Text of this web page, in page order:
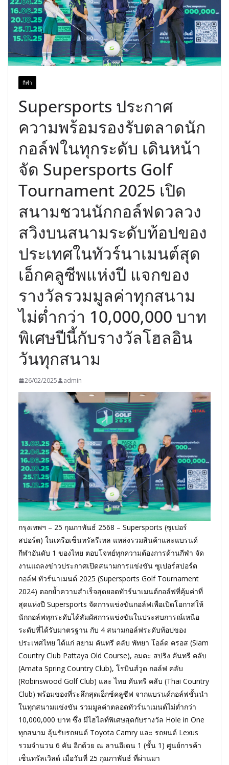
กีฬา
Supersports ประกาศ
ความพร้อมรองรับตลาดนัก
กอล์ฟในทุกระดับ เดินหน้า
จัด Supersports Golf
Tournament 2025 เปิด
สนามชวนนักกอล์ฟดวลวง
สวิงบนสนามระดับท้อปของ
ประเทศในทัวร์นาเมนต์สุด
เอ็กคลูซีพแห่งปี แจกของ
รางวัลรวมมูลค่าทุกสนาม
ไม่ต่ำกว่า 10,000,000 บาท
พิเศษปีนี้กับรางวัลโฮลอิน
วันทุกสนาม
26/02/2025 admin
กรุงเทพฯ – 25 กุมภาพันธ์ 2568 – Supersports (ซูเปอร์
สปอร์ต) ในเครือเซ็นทรัลรีเทล แหล่งรวมสินค้าและแบรนด์
กีฬาอันดับ 1 ของไทย ตอบโจทย์ทุกความต้องการด้านกีฬา จัด
งานแถลงข่าวประกาศเปิดสนามการแข่งขัน ซูเปอร์สปอร์ต
กอล์ฟ ทัวร์นาเมนต์ 2025 (Supersports Golf Tournament
2024) ตอกย้ำความสำเร็จสุดยอดทัวร์นาเมนต์กอล์ฟที่คุ้มค่าที่
สุดแห่งปี Supersports จัดการแข่งขันกอล์ฟเพื่อเปิดโอกาสให้
นักกอล์ฟทุกระดับได้สัมผัสการแข่งขันในประสบการณ์เหนือ
ระดับที่ได้รับมาตรฐาน กับ 4 สนามกอล์ฟระดับท้อปของ
ประเทศไทย ได้แก่ สยาม คันทรี คลับ พัทยา โอล์ด ครอส (Siam
Country Club Pattaya Old Course), อมตะ สปริง คันทรี คลับ
(Amata Spring Country Club), โรบินส์วูด กอล์ฟ คลับ
(Robinswood Golf Club) และ ไทย คันทรี คลับ (Thai Country
Club) พร้อมของที่ระลึกสุดเอ็กซ์คลูซีฟ จากแบรนด์กอล์ฟชั้นนำ
ในทุกสนามแข่งขัน รวมมูลค่าตลอดทัวร์นาเมนต์ไม่ต่ำกว่า
10,000,000 บาท ซึ่ง มีไฮไลท์พิเศษสุดกับรางวัล Hole in One
ทุกสนาม ลุ้นรับรถยนต์ Toyota Camry และ รถยนต์ Lexus
รวมจำนวน 6 คัน อีกด้วย ณ ลานอีเดน 1 (ชั้น 1) ศูนย์การค้า
เซ็นทรัลเวิลด์ เมื่อวันที่ 25 กุมภาพันธ์ ที่ผ่านมา